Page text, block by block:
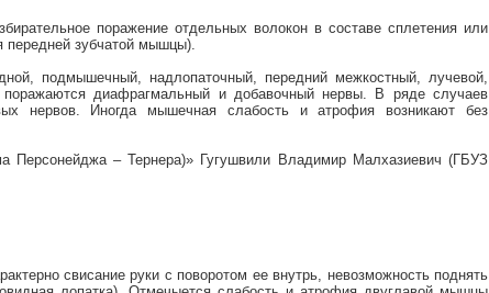
поражение отдельных волокон в составе сплетения или
передней зубчатой мышцы).
подмышечный, надлопаточный, передний межкостный, лучевой,
диафрагмальный и добавочный нервы. В ряде случаев
нервов. Иногда мышечная слабость и атрофия возникают без
Персонейджа – Тернера)» Гугушвили Владимир Малхазиевич (ГБУЗ
свисание руки с поворотом ее внутрь, невозможность поднять